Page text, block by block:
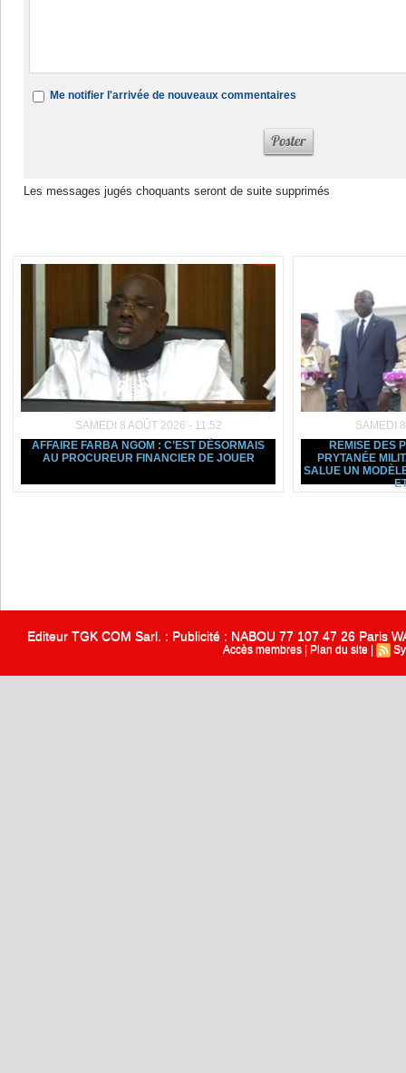
Me notifier l'arrivée de nouveaux commentaires
Les messages jugés choquants seront de suite supprimés
SAMEDI 8 AOÛT 2026 - 11:52
AFFAIRE FARBA NGOM : C’EST DÉSORMAIS
AU PROCUREUR FINANCIER DE JOUER
SAMEDI
REMISE DES
PRYTANÉE
SALUE UN
Editeur TGK COM Sarl. : Publicité : NABOU 77 107 47 26 Paris
Accès membres Plan du site